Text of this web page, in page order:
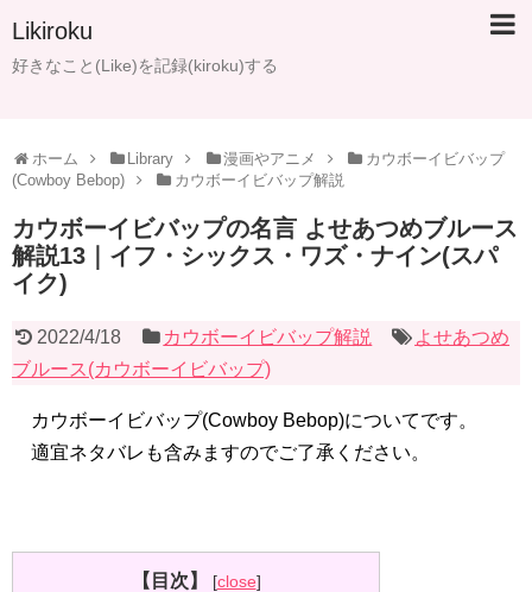
Likiroku
好きなこと(Like)を記録(kiroku)する
ホーム Library 漫画やアニメ
カウボーイビバップ
(Cowboy Bebop)
カウボーイビバップ解説
カウボーイビバップの名言 よせあつめブルース
解説13｜イフ・シックス・ワズ・ナイン(スパ
イク)
2022/4/18 カウボーイビバップ解説
よせあつめ
ブルース(カウボーイビバップ)
カウボーイビバップ(Cowboy Bebop)についてです。
適宜ネタバレも含みますのでご了承ください。
【目次】 [close]